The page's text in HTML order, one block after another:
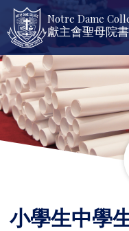
Notre Dame
獻主會聖母院
小學生中學